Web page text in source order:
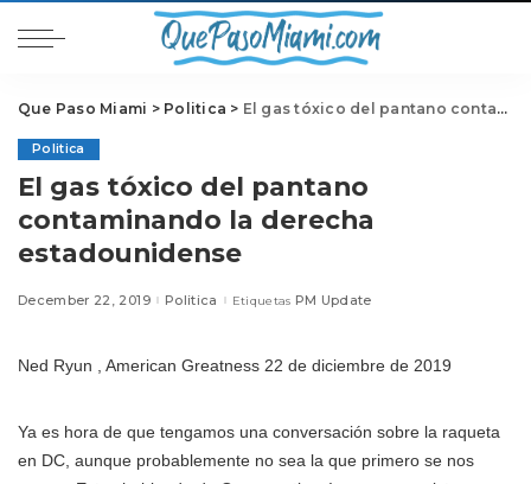
Que Paso Miami > Politica > El gas tóxico del pantano contaminando la derecha estadounidense
Politica
El gas tóxico del pantano
contaminando la derecha
estadounidense
December 22, 2019 Politica Etiquetas PM Update
Ned Ryun , American Greatness 22 de diciembre de 2019
Ya es hora de que tengamos una conversación sobre la raqueta
en DC, aunque probablemente no sea la que primero se nos